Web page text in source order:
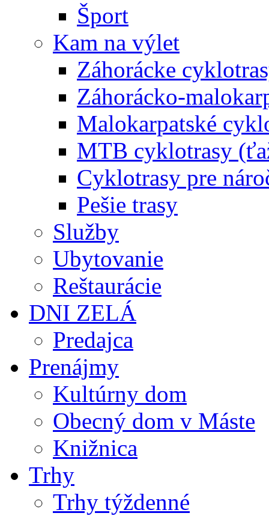
Šport
Kam na výlet
Záhorácke
Záhorácko-
Malokarpatské
MTB cyklotrasy
Cyklotrasy pre
Pešie trasy
Služby
Ubytovanie
Reštaurácie
DNI ZELÁ
Predajca
Prenájmy
Kultúrny dom
Obecný dom v Máste
Knižnica
Trhy
Trhy týždenné